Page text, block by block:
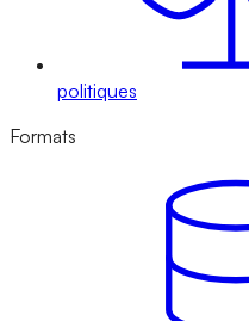
politiques
Formats